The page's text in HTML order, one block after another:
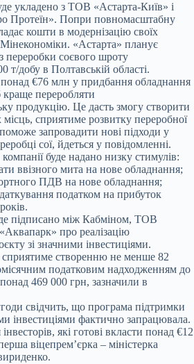
укладено з ТОВ «Астарта-Київ» і
Протеїн». Попри повномасштабну
кошти в модернізацію своїх
Мінекономіки. «Астарта» планує
переробки соєвого шроту
т/добу в Полтавській області.
понад €76 млн у придбання обладнання
краще переробляти
продукцію. Це дасть змогу створити
сприятиме розвитку переробної
запровадити нові підходи у
сої, йдеться у повідомленні.
буде надано низку стимулів:
ввізного мита на нове обладнання;
ПДВ на нове обладнання;
податком на прибуток
підписано між Кабміном, ТОВ
про реалізацію
зі значними інвестиціями.
сприятиме створенню не менше 82
податковим надходженням до
469 000 грн, зазначили в
свідчить, що програма підтримки
інвестиціями фактично запрацювала.
які готові вкласти понад €12
віцепремʼєрка – міністерка